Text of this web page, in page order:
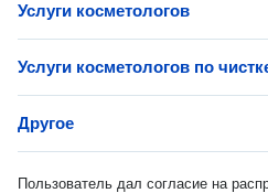
Услуги косметологов
Услуги косметологов по
Другое
Пользователь дал согласие на